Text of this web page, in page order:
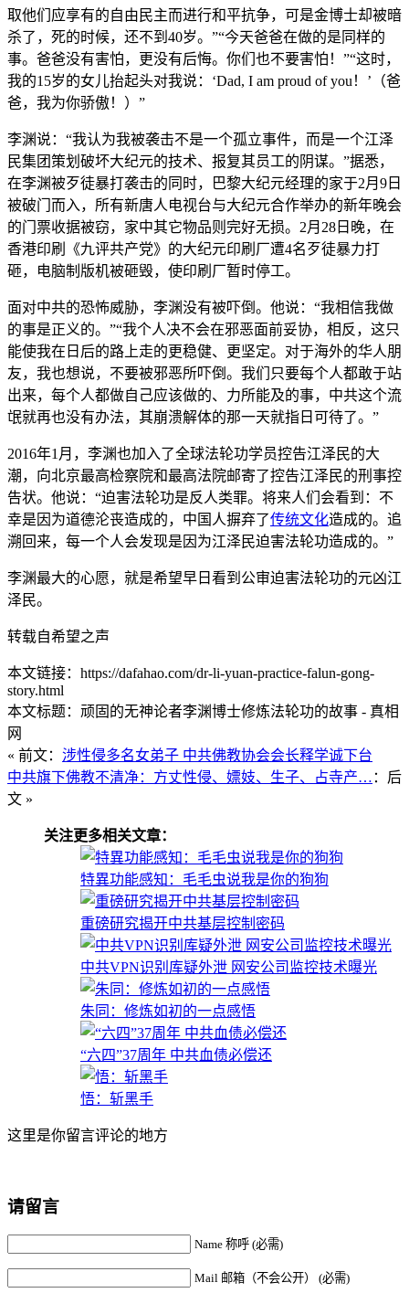
取他们应享有的自由民主而进行和平抗争，可是金博士却被暗
杀了，死的时候，还不到40岁。”“今天爸爸在做的是同样的
事。爸爸没有害怕，更没有后悔。你们也不要害怕！”“这时，
我的15岁的女儿抬起头对我说：‘Dad, I am proud of you！’（爸
爸，我为你骄傲！）”
李渊说：“我认为我被袭击不是一个孤立事件，而是一个江泽
民集团策划破坏大纪元的技术、报复其员工的阴谋。”据悉，
在李渊被歹徒暴打袭击的同时，巴黎大纪元经理的家于2月9日
被破门而入，所有新唐人电视台与大纪元合作举办的新年晚会
的门票收据被窃，家中其它物品则完好无损。2月28日晚，在
香港印刷《九评共产党》的大纪元印刷厂遭4名歹徒暴力打
砸，电脑制版机被砸毁，使印刷厂暂时停工。
面对中共的恐怖威胁，李渊没有被吓倒。他说：“我相信我做
的事是正义的。”“我个人决不会在邪恶面前妥协，相反，这只
能使我在日后的路上走的更稳健、更坚定。对于海外的华人朋
友，我也想说，不要被邪恶所吓倒。我们只要每个人都敢于站
出来，每个人都做自己应该做的、力所能及的事，中共这个流
氓就再也没有办法，其崩溃解体的那一天就指日可待了。”
2016年1月，李渊也加入了全球法轮功学员控告江泽民的大
潮，向北京最高检察院和最高法院邮寄了控告江泽民的刑事控
告状。他说：“迫害法轮功是反人类罪。将来人们会看到：不
幸是因为道德沦丧造成的，中国人摒弃了传统文化造成的。追
溯回来，每一个人会发现是因为江泽民迫害法轮功造成的。”
李渊最大的心愿，就是希望早日看到公审迫害法轮功的元凶江
泽民。
转载自希望之声
本文链接：https://dafahao.com/dr-li-yuan-practice-falun-gong-
story.html
本文标题：顽固的无神论者李渊博士修炼法轮功的故事 - 真相
网
« 前文： 涉性侵多名女弟子 中共佛教协会会长释学诚下台
中共旗下佛教不清净：方丈性侵、嫖妓、生子、占寺产… ：后
文 »
关注更多相关文章：
特異功能感知：毛毛虫说我是你的狗狗
重磅研究揭开中共基层控制密码
中共VPN识别库疑外泄 网安公司监控技术曝光
朱同：修炼如初的一点感悟
“六四”37周年 中共血债必偿还
悟：斩黑手
这里是你留言评论的地方
请留言
Name 称呼 (必需)
Mail 邮箱（不会公开） (必需)